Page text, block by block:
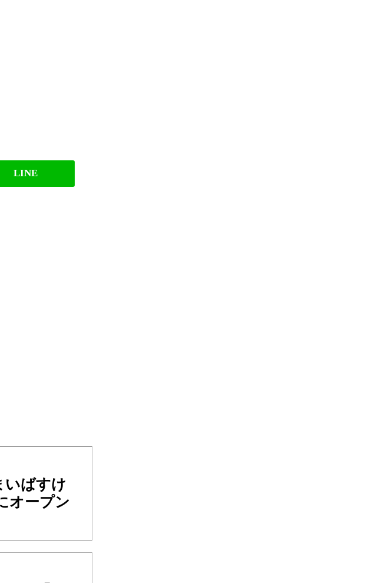
LINE
いばすけ
オープン